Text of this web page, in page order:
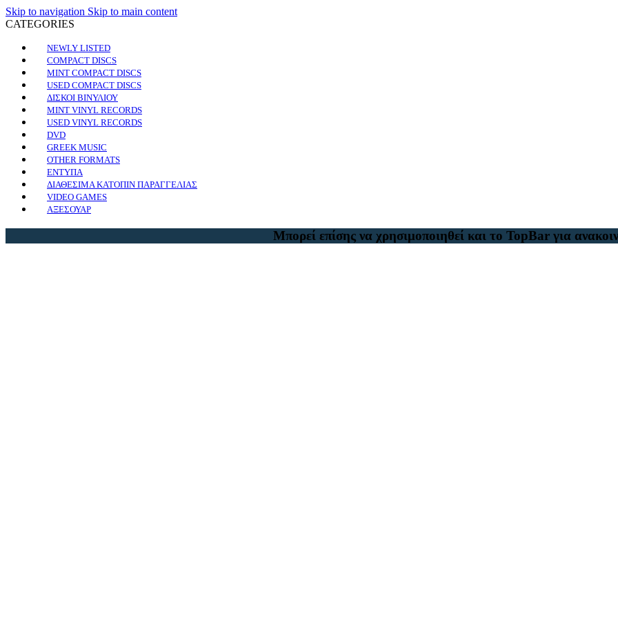
Skip to navigation Skip to main content
CATEGORIES
NEWLY LISTED
COMPACT DISCS
MINT COMPACT DISCS
USED COMPACT DISCS
ΔΙΣΚΟΙ ΒΙΝΥΛΙΟΥ
MINT VINYL RECORDS
USED VINYL RECORDS
DVD
GREEK MUSIC
OTHER FORMATS
ΕΝΤΥΠΑ
ΔΙΑΘΕΣΙΜΑ ΚΑΤΟΠΙΝ ΠΑΡΑΓΓΕΛΙΑΣ
VIDEO GAMES
ΑΞΕΣΟΥΑΡ
Μπορεί επίσης να χρησιμοποιηθεί και το TopBar για